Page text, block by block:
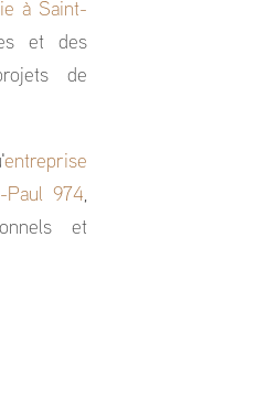
à Saint-
et des
de
entreprise
Paul 974,
et